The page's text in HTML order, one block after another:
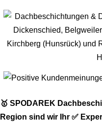
🥇 SPODAREK
Region sind wir Ihr ✅